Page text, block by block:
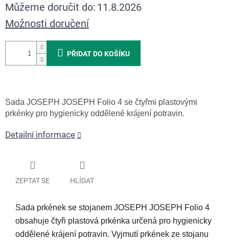
Můžeme doručit do: 11.8.2026
Možnosti doručení
PŘIDAT DO KOŠÍKU
Sada JOSEPH JOSEPH Folio 4 se čtyřmi plastovými
prkénky pro hygienicky oddělené krájení potravin.
Detailní informace
ZEPTAT SE HLÍDAT
Sada prkének se stojanem JOSEPH JOSEPH Folio 4
obsahuje čtyři plastová prkénka určená pro hygienicky
oddělené krájení potravin. Vyjmutí prkének ze stojanu